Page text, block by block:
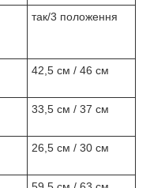
так/3 положення
42,5 см / 46 см
33,5 см / 37 см
26,5 см / 30 см